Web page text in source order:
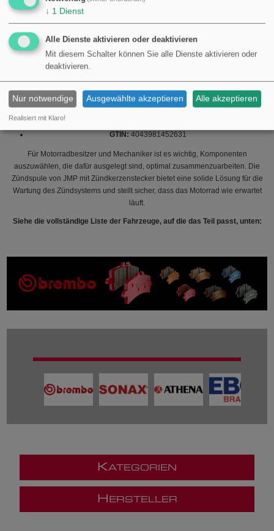
BMW C 400 X (2021-2025)
Es ist erwähnenswert, dass die K 1600-Serie für ihren Touring- und
Sporttouring-Charakter bekannt ist, was diese Zündspule besonders relevant
für Besitzer dieser Modelle macht, die ihre Motorräder häufig für längere
Fahrten nutzen und Zuverlässigkeit sowie Effizienz in ihrem Zündsystem
Produktinformationen:
Marke:JMP
GTIN:4043981452631
Für Motorradbesitzer und Mechaniker ist es wichtig, Komponenten
auszuwählen, die dafür ausgelegt sind, optimal zusammenzuarbeiten. Die
Zündspule von JMP mit Zündkerzenstecker bietet eine solide Lösung für die
Wartung des Zündsystems und stellt sicher, dass das Motorrad wie erwartet
läuft.
Siehe die vollständige Liste der Fahrzeuge, auf die das Teil passt, unten:
KATEGORIEN
H ERSTELLER
↓ 1 Dienst
Alle Dienste aktivieren oder deaktivieren
Mit diesem Schalter können Sie alle Dienste aktivieren oder
deaktivieren.
Nur notwendige Ausgewählte akzeptieren Alle akzeptieren
Realisiert mit Klaro!